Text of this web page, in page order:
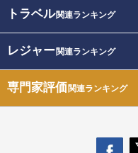
トラベル関連ランキング
レジャー関連ランキング
専門家評価関連ランキング